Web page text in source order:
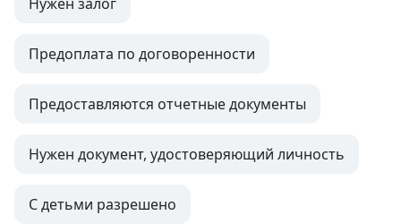
Предоплата по договоренности
Предоставляются отчетные документы
Нужен документ, удостоверяющий личность
С детьми разрешено